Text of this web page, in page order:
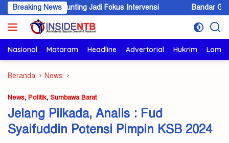
Langsung
ke
konten
Breaking News
Stunting Jadi Fokus Intervensi Bandar Ganja Lintas
Nasional Mataram Headline Advertorial Hukrim
Beranda News
News, Politik, Sumbawa Barat
Jelang Pilkada, Analis : Fud
Syaifuddin Potensi Pimpin KSB 2024